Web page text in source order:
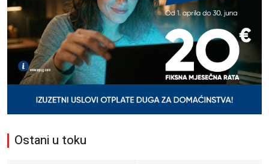
Ostani u toku